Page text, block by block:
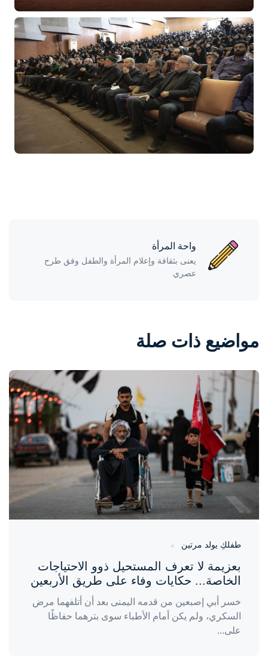
واحة المرأة
يعنى بثقافة وإعلام المرأة والطفل وفق طرح
عصري
مواضيع ذات صلة
واحة المرأة
منذ يوم
طفلكِ يولد مرتين
بعزيمة لا تعرف المستحيل ذوو الاحتياجات
الخاصة... حكايات وفاء على طريق الأربعين
خسر أبي إصبعين من قدمه اليمنى بعد أن أتلفهما مرض
السكري، ولم يكن أمام الأطباء سوى بترهما حفاظًا
على...